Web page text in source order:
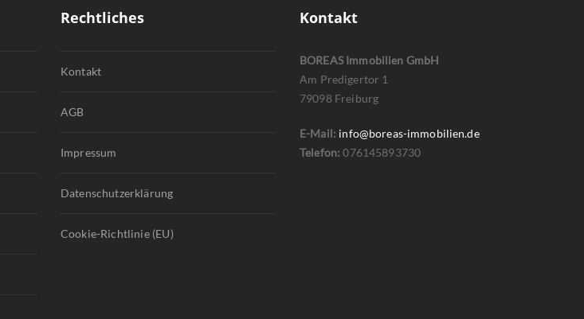
Rechtliches
Kontakt
AGB
Impressum
Datenschutzerklärung
Cookie-Richtlinie (EU)
Kontakt
BOREAS Immobilien GmbH
Am Predigertor 1
79098 Freiburg
E-Mail: info@boreas-immobilien.de
Telefon: 076145893730